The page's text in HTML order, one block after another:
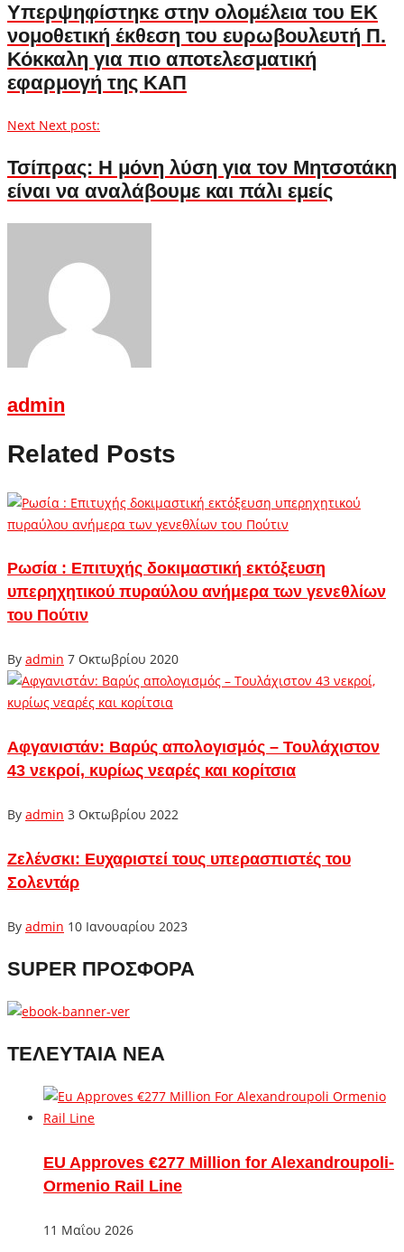
Yπερψηφίστηκε στην ολομέλεια του ΕΚ
νομοθετική έκθεση του ευρωβουλευτή Π.
Κόκκαλη για πιο αποτελεσματική
εφαρμογή της ΚΑΠ
Next Next post:
Τσίπρας: Η μόνη λύση για τον Μητσοτάκη
είναι να αναλάβουμε και πάλι εμείς
admin
Related Posts
Ρωσία : Επιτυχής δοκιμαστική εκτόξευση
υπερηχητικού πυραύλου ανήμερα των γενεθλίων
του Πούτιν
By admin 7 Οκτωβρίου 2020
Αφγανιστάν: Βαρύς απολογισμός – Τουλάχιστον
43 νεκροί, κυρίως νεαρές και κορίτσια
By admin 3 Οκτωβρίου 2022
Ζελένσκι: Ευχαριστεί τους υπερασπιστές του
Σολεντάρ
By admin 10 Ιανουαρίου 2023
SUPER ΠΡΟΣΦΟΡΑ
ΤΕΛΕΥΤΑΙΑ ΝΕΑ
EU Approves €277 Million for Alexandroupoli-
Ormenio Rail Line
11 Μαΐου 2026